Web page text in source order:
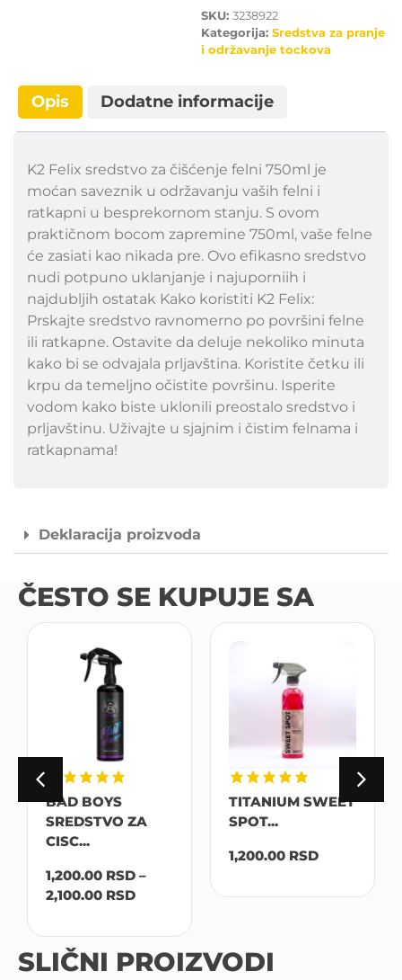
SKU: 3238922
Kategorija: Sredstva za pranje
i održavanje tockova
Opis Dodatne informacije
K2 Felix sredstvo za čišćenje felni 750ml je
moćan saveznik u održavanju vaših felni i
ratkapni u besprekornom stanju. S ovom
praktičnom bocom zapremine 750ml, vaše felne
će zasiati kao nikada pre. Ovo efikasno sredstvo
nudi potpuno uklanjanje i najuporniih i
najdubljih ostatak Kako koristiti K2 Felix:
Prskajte sredstvo ravnomerno po površini felne
ili ratkapne. Ostavite da deluje nekoliko minuta
kako bi se odvajala prljavština. Koristite četku ili
krpu da temeljno očistite površinu. Isperite
vodom kako biste uklonili preostalo sredstvo i
prljavštinu. Uživajte u sjajnim i čistim felnama i
ratkapnama!
Deklaracija proizvoda
ČESTO SE KUPUJE SA
BAD BOYS
SREDSTVO ZA
CISC...
1,200.00 RSD –
2,100.00 RSD
TITANIUM SWEET
SPOT...
1,200.00 RSD
SLIČNI PROIZVODI